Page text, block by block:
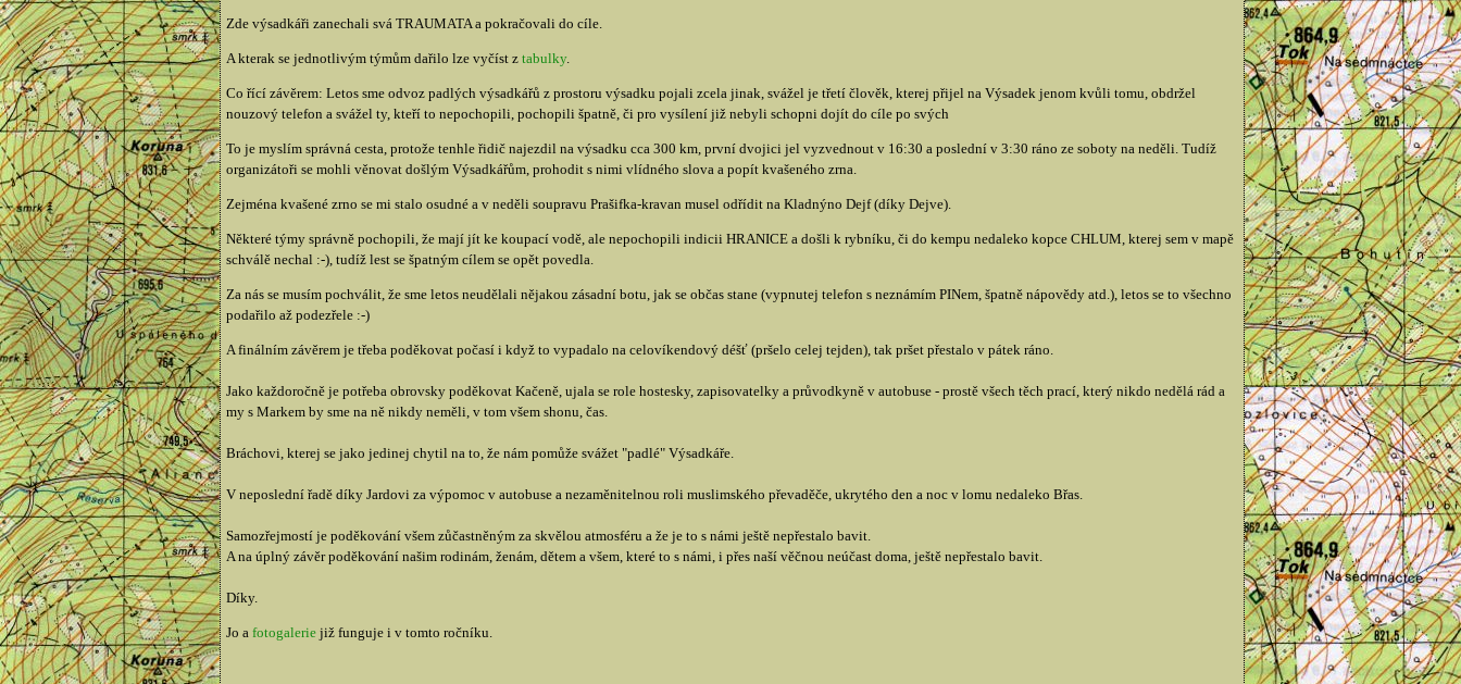
Zde výsadkáři zanechali svá TRAUMATA a pokračovali do cíle.
A kterak se jednotlivým týmům dařilo lze vyčíst z tabulky.
Co řící závěrem: Letos sme odvoz padlých výsadkářů z prostoru výsadku pojali zcela jinak, svážel je třetí člověk, kterej přijel na Výsadek jenom kvůli tomu, obdržel
nouzový telefon a svážel ty, kteří to nepochopili, pochopili špatně, či pro vysílení již nebyli schopni dojít do cíle po svých
To je myslím správná cesta, protože tenhle řidič najezdil na výsadku cca 300 km, první dvojici jel vyzvednout v 16:30 a poslední v 3:30 ráno ze soboty na neděli. Tudíž
organizátoři se mohli věnovat došlým Výsadkářům, prohodit s nimi vlídného slova a popít kvašeného zrna.
Zejména kvašené zrno se mi stalo osudné a v neděli soupravu Prašifka-kravan musel odřídit na Kladnýno Dejf (díky Dejve).
Některé týmy správně pochopili, že mají jít ke koupací vodě, ale nepochopili indicii HRANICE a došli k rybníku, či do kempu nedaleko kopce CHLUM, kterej sem v mapě
schválě nechal :-), tudíž lest se špatným cílem se opět povedla.
Za nás se musím pochválit, že sme letos neudělali nějakou zásadní botu, jak se občas stane (vypnutej telefon s neznámím PINem, špatně nápovědy atd.), letos se to všechno
podařilo až podezřele :-)
A finálním závěrem je třeba poděkovat počasí i když to vypadalo na celovíkendový déšť (pršelo celej tejden), tak pršet přestalo v pátek ráno.
Jako každoročně je potřeba obrovsky poděkovat Kačeně, ujala se role hostesky, zapisovatelky a průvodkyně v autobuse - prostě všech těch prací, který nikdo nedělá rád a
my s Markem by sme na ně nikdy neměli, v tom všem shonu, čas.
Bráchovi, kterej se jako jedinej chytil na to, že nám pomůže svážet "padlé" Výsadkáře.
V neposlední řadě díky Jardovi za výpomoc v autobuse a nezaměnitelnou roli muslimského převaděče, ukrytého den a noc v lomu nedaleko Břas.
Samozřejmostí je poděkování všem zůčastněným za skvělou atmosféru a že je to s námi ještě nepřestalo bavit.
A na úplný závěr poděkování našim rodinám, ženám, dětem a všem, které to s námi, i přes naší věčnou neúčast doma, ještě nepřestalo bavit.
Díky.
Jo a fotogaleriejiž funguje i v tomto ročníku.